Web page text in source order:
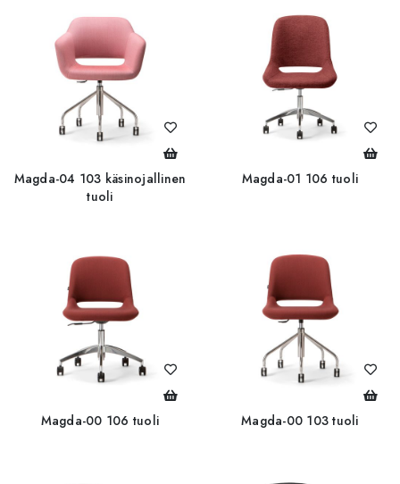
Magda-04 103 käsinojallinen
tuoli
Magda-01 106 tuoli
Magda-00 106 tuoli Magda-00 103 tuoli